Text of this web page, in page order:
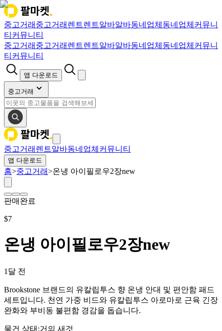
중고거래 중고거래 렌트렌트알바알바동네업체 동네업체 커뮤니
티 커뮤니티
중고거래 중고거래 렌트렌트알바알바동네업체 동네업체 커뮤니
티 커뮤니티
앱 다운로드
중고거래
중고거래 렌트알바동네업체 커뮤니티
앱 다운로드
홈>중고거래>온냉 아이필로우2장new
판매완료
$7
온냉 아이필로우2장new
1달 전
Brookstone 브랜드의 유칼립투스 향 온냉 안대 및 편안함 패드
세트입니다. 천연 가중 비드와 유칼립투스 아로마로 근육 긴장
완화와 부비동 불편함 경감을 돕습니다.
물건 상태 :거의 새것